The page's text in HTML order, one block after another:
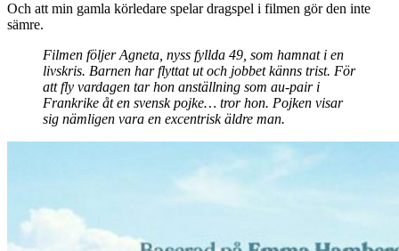
Och att min gamla körledare spelar dragspel i filmen gör den inte
sämre.
Filmen följer Agneta, nyss fyllda 49, som hamnat i en
livskris. Barnen har flyttat ut och jobbet känns trist. För
att fly vardagen tar hon anställning som au-pair i
Frankrike åt en svensk pojke… tror hon. Pojken visar
sig nämligen vara en excentrisk äldre man.